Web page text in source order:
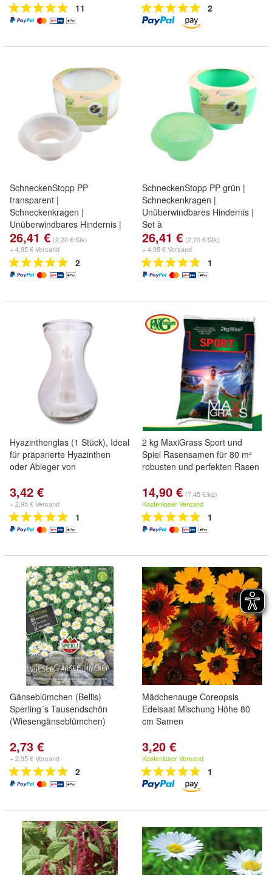
11 2
SchneckenStopp PP
transparent |
Schneckenkragen |
Unüberwindbares Hindernis |
26,41 € (2,20 €/Stk)
+ 4,95 € Versand
2
SchneckenStopp PP grün |
Schneckenkragen |
Unüberwindbares Hindernis |
Set à
26,41 € (2,20 €/Stk)
+ 4,95 € Versand
1
Hyazinthenglas (1 Stück), Ideal
für präparierte Hyazinthen
oder Ableger von
3,42 €
+ 2,95 € Versand
1
2 kg MaxiGrass Sport und
Spiel Rasensamen für 80 m²
robusten und perfekten Rasen
14,90 € (7,45 €/kg)
Kostenloser Versand
1
Gänseblümchen (Bellis)
Sperling´s Tausendschön
(Wiesengänseblümchen)
2,73 €
+ 2,95 € Versand
2
Mädchenauge Coreopsis
Edelsaat Mischung Höhe 80
cm Samen
3,20 €
Kostenloser Versand
1